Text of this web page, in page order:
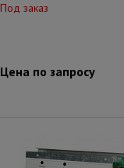
Под заказ
Цена по запросу